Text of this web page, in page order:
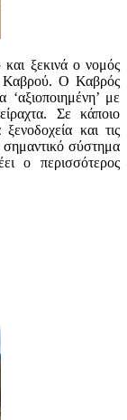
ξεκινά ο νομός
Καβρού. Ο Καβρός
με
Σε κάποιο
και τις
σημαντικό σύστημα
ο περισσότερος